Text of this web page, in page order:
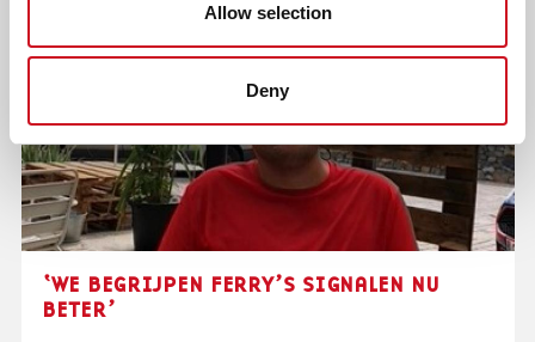
Allow selection
Deny
‘WE BEGRIJPEN FERRY’S SIGNALEN NU
BETER’